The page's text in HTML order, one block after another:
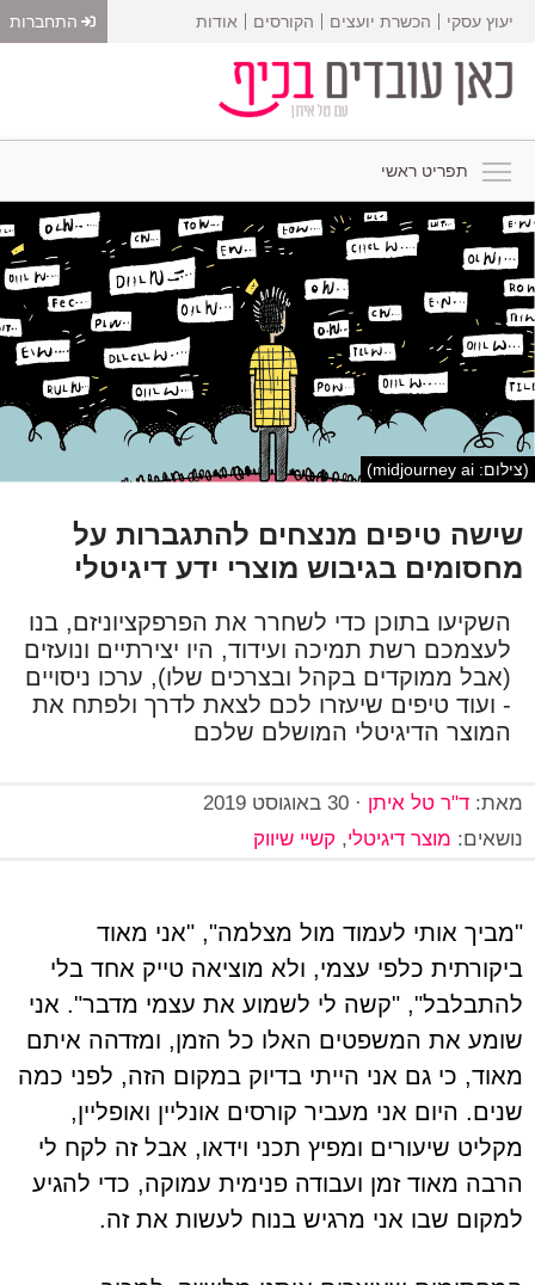
יעוץ עסקי הכשרת יועצים הקורסים אודות התחברות
תפריט ראשי
(צילום: midjourney ai)
שישה טיפים מנצחים להתגברות על
מחסומים בגיבוש מוצרי ידע דיגיטלי
השקיעו בתוכן כדי לשחרר את הפרפקציוניזם, בנו
לעצמכם רשת תמיכה ועידוד, היו יצירתיים ונועזים
(אבל ממוקדים בקהל ובצרכים שלו), ערכו ניסויים
- ועוד טיפים שיעזרו לכם לצאת לדרך ולפתח את
המוצר הדיגיטלי המושלם שלכם
מאת: ד"ר טל איתן· 30 באוגוסט 2019
נושאים: מוצר דיגיטלי, קשיי שיווק
"מביך אותי לעמוד מול מצלמה", "אני מאוד
ביקורתית כלפי עצמי, ולא מוציאה טייק אחד בלי
להתבלבל", "קשה לי לשמוע את עצמי מדבר". אני
שומע את המשפטים האלו כל הזמן, ומזדהה איתם
מאוד, כי גם אני הייתי בדיוק במקום הזה, לפני כמה
שנים. היום אני מעביר קורסים אונליין ואופליין,
מקליט שיעורים ומפיץ תכני וידאו, אבל זה לקח לי
הרבה מאוד זמן ועבודה פנימית עמוקה, כדי להגיע
למקום שבו אני מרגיש בנוח לעשות את זה.